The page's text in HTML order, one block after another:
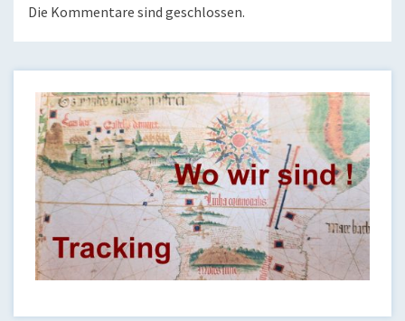
Die Kommentare sind geschlossen.